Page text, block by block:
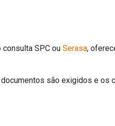
SPC ou Serasa,
são exigidos e os